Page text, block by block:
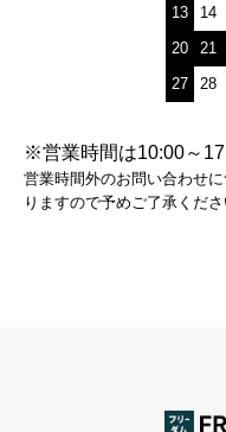
13 14
20
21
27
28
※営業時間は10:00～
営業時間外のお問い合わせ
りますので予めご了承くださ